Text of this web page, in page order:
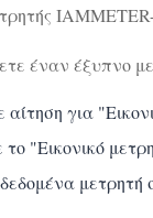
έναν έξυπνο
για
"Εικονικό